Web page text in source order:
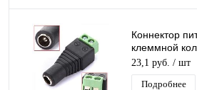
Коннектор
клеммной
AVT03(TD-
питания
23,1 руб. / шт
Подробнее